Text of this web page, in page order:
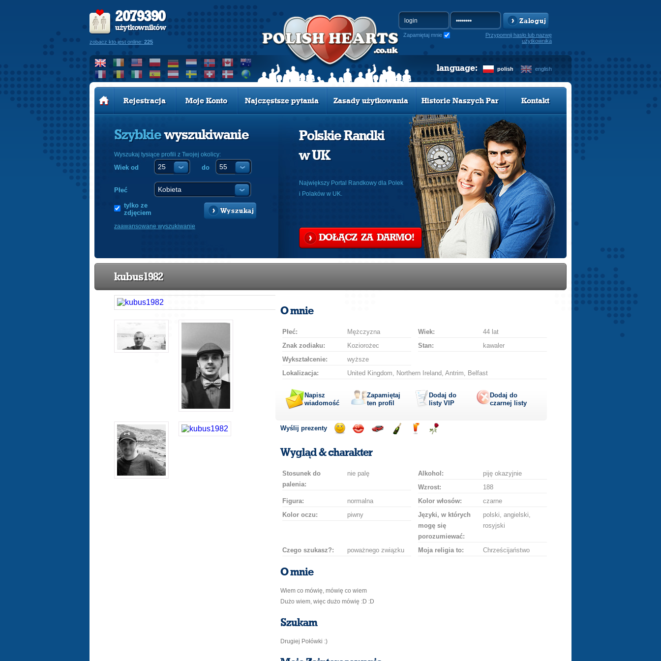
2079390
użytkowników
zobacz kto jest online: 225
Zaloguj
Zapamiętaj mnie
Przypomnij hasło lub nazwę
użytkownika
polish english
language:
Rejestracja Moje Konto Najczęstsze pytania Zasady użytkowania Historie Naszych Par Kontakt
Szybkiewyszukiwanie
Wyszukaj tysiące profili z Twojej okolicy:
Wiek od do
Płeć
tylko ze
zdjęciem
Wyszukaj
zaawansowane wyszukiwanie
Polskie Randki
w UK
Największy Portal Randkowy dla Polek
i Polaków w UK.
DOŁĄCZ ZA DARMO!
kubus1982
O mnie
Płeć: Mężczyzna Wiek:
44 lat
Znak zodiaku:
Koziorożec Stan:
kawaler
Wykształcenie:
wyższe
Lokalizacja:
United Kingdom, Northern Ireland, Antrim, Belfast
Napisz
wiadomość
Zapamiętaj
ten profil
Dodaj do
listy VIP
Dodaj do
czarnej listy
Wyślij prezenty
uśmiechbuziaka
Wygląd & charakter
Stosunek do
palenia:
nie palę Alkohol:
piję okazyjnie
Wzrost:
188
Figura:
normalna Kolor włosów:
czarne
Kolor oczu:
piwny
Języki, w których
mogę się
porozumiewać:
polski, angielski,
rosyjski
Czego szukasz?: poważnego związku Moja religia to: Chrześcijaństwo
O mnie
Wiem co mówię, mówię co wiem
Dużo wiem, więc dużo mówię :D :D
Szukam
Drugiej Połówki :)